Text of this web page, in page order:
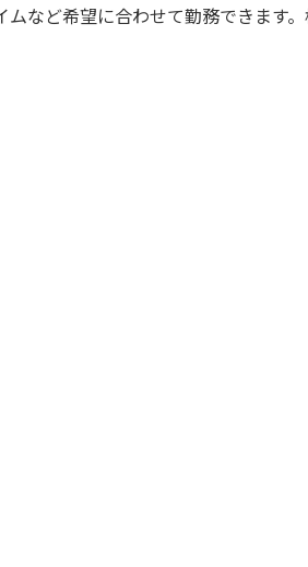
など希望に合わせて勤務できます。